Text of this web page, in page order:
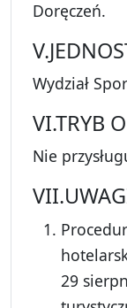
Doręczeń.
Wydział
VI.TRYB
Nie
29